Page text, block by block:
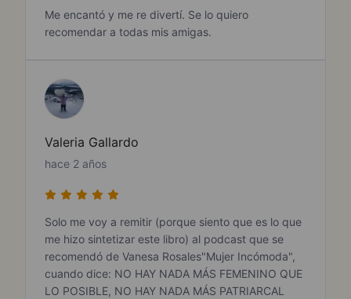
Me encantó y me re divertí. Se lo quiero
recomendar a todas mis amigas.
Valeria Gallardo
hace 2 años
Solo me voy a remitir (porque siento que es lo que
me hizo sintetizar este libro) al podcast que se
recomendó de Vanesa Rosales"Mujer Incómoda",
cuando dice: NO HAY NADA MÁS FEMENINO QUE
LO POSIBLE, NO HAY NADA MÁS PATRIARCAL